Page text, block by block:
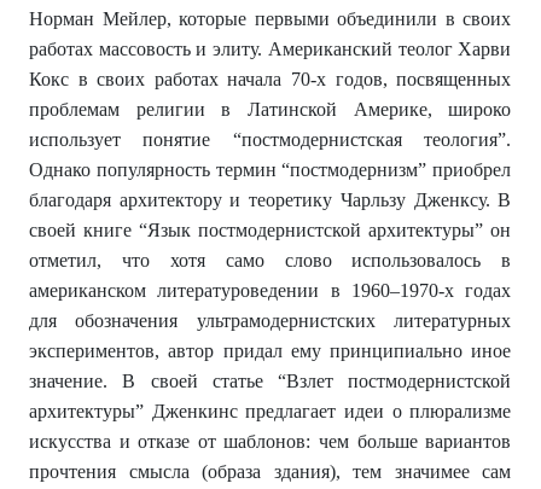
Норман Мейлер, которые первыми объединили в своих
работах массовость и элиту. Американский теолог Харви
Кокс в своих работах начала 70-х годов, посвященных
проблемам религии в Латинской Америке, широко
использует понятие “постмодернистская теология”.
Однако популярность термин “постмодернизм” приобрел
благодаря архитектору и теоретику Чарльзу Дженксу. В
своей книге “Язык постмодернистской архитектуры” он
отметил, что хотя само слово использовалось в
американском литературоведении в 1960–1970-х годах
для обозначения ультрамодернистских литературных
экспериментов, автор придал ему принципиально иное
значение. В своей статье “Взлет постмодернистской
архитектуры” Дженкинс предлагает идеи о плюрализме
искусства и отказе от шаблонов: чем больше вариантов
прочтения смысла (образа здания), тем значимее сам